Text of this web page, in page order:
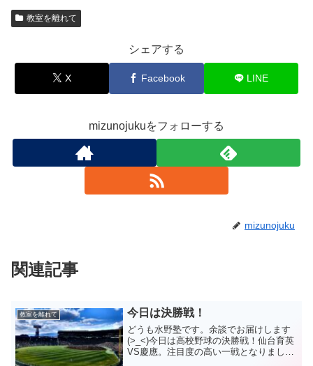
教室を離れて
シェアする
X Facebook LINE
mizunojukuをフォローする
mizunojuku
関連記事
教室を離れて 今日は決勝戦！
どうも水野塾です。余談でお届けします
(>_<)今日は高校野球の決勝戦！仙台育英
VS慶應。注目度の高い一戦となりまし